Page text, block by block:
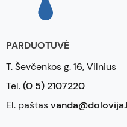
PARDUOTUVĖ
T. Ševčenkos g. 16, Vilnius
Tel.(0 5) 2107220
El. paštas